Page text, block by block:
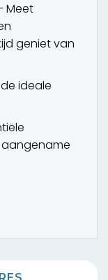
Meet
geniet van
ideale
aangename